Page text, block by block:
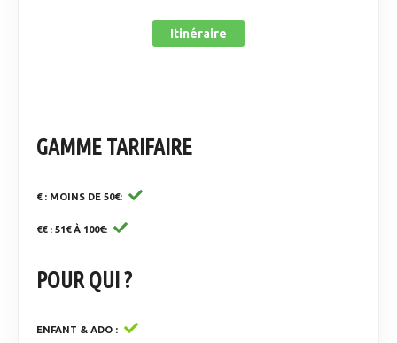
Itinéraire
GAMME TARIFAIRE
€ : MOINS DE 50€
€€ : 51€ À 100€
POUR QUI ?
ENFANT & ADO